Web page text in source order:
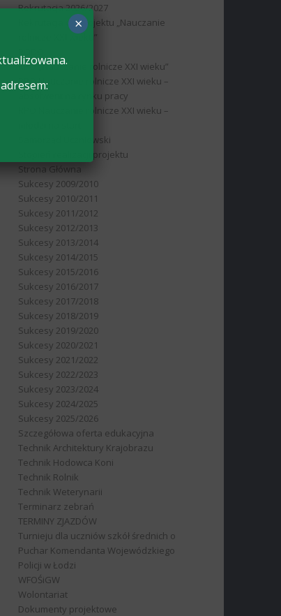
Rekrutacja 2026/2027
Rekrutacja do projektu „Nauczanie
rolnicze XXI wieku”
RPO „Nauczanie rolnicze XXI wieku”
RPO Nauczanie rolnicze XXI wieku –
absolwent na rynku pracy
RPO Nauczanie rolnicze XXI wieku –
Samorząd Uczniowski
Stopień realizacji projektu
Strona Główna
Sukcesy 2009/2010
Sukcesy 2010/2011
Sukcesy 2011/2012
Sukcesy 2012/2013
Sukcesy 2013/2014
Sukcesy 2014/2015
Sukcesy 2015/2016
Sukcesy 2016/2017
Sukcesy 2017/2018
Sukcesy 2018/2019
Sukcesy 2019/2020
Sukcesy 2020/2021
Sukcesy 2021/2022
Sukcesy 2022/2023
Sukcesy 2023/2024
Sukcesy 2024/2025
Sukcesy 2025/2026
Szczegółowa oferta edukacyjna
Technik Architektury Krajobrazu
Technik Hodowca Koni
Technik Rolnik
Technik Weterynarii
Terminarz zebrań
TERMINY ZJAZDÓW
Turnieju dla uczniów szkół średnich o
Puchar Komendanta Wojewódzkiego
Policji w Łodzi
WFOŚiGW
Wolontariat
Dokumenty projektowe
×